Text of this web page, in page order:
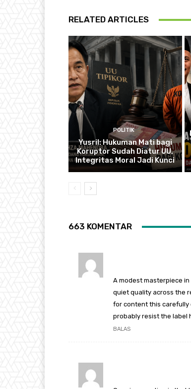
RELATED ARTICLES
POLITIK
Yusril: Hukuman Mati bagi
Koruptor Sudah Diatur UU,
Integritas Moral Jadi Kunci
663 KOMENTAR
A modest masterpiece
quiet quality across the
for content this carefully
probably resist the label
BALAS